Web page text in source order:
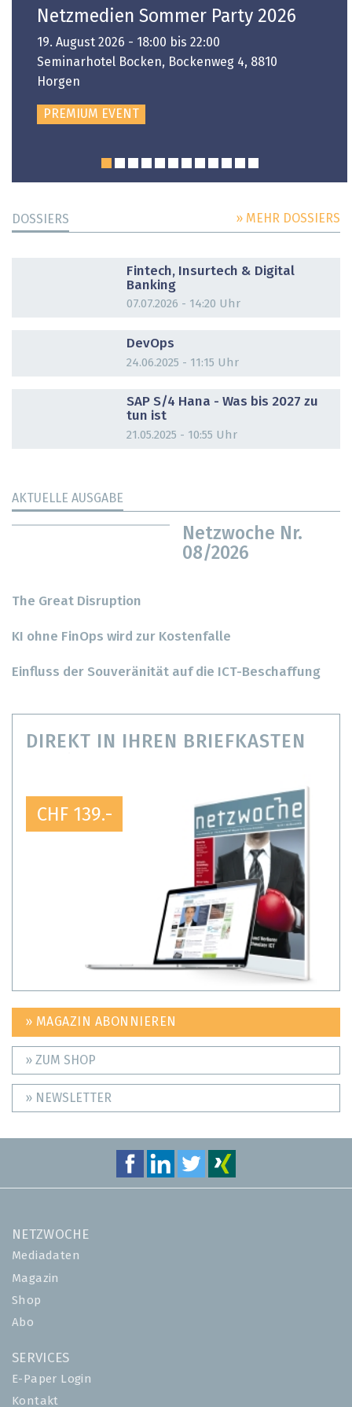
Netzmedien Sommer Party 2026
19. August 2026 - 18:00 bis 22:00
Seminarhotel Bocken, Bockenweg 4, 8810
Horgen
PREMIUM EVENT
DOSSIERS » MEHR DOSSIERS
Fintech, Insurtech & Digital
Banking
07.07.2026 - 14:20 Uhr
DevOps
24.06.2025 - 11:15 Uhr
SAP S/4 Hana - Was bis 2027 zu
tun ist
21.05.2025 - 10:55 Uhr
AKTUELLE AUSGABE
Netzwoche Nr.
08/2026
The Great Disruption
KI ohne FinOps wird zur Kostenfalle
Einfluss der Souveränität auf die ICT-Beschaffung
DIREKT IN IHREN BRIEFKASTEN
CHF 139.-
» MAGAZIN ABONNIEREN
» ZUM SHOP
» NEWSLETTER
NETZWOCHE
Mediadaten
Magazin
Shop
Abo
SERVICES
E-Paper Login
Kontakt